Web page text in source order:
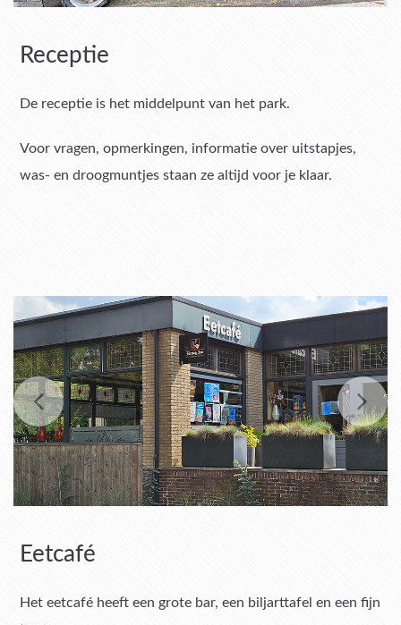
Receptie
De receptie is het middelpunt van het park.
Voor vragen, opmerkingen, informatie over uitstapjes,
was- en droogmuntjes staan ze altijd voor je klaar.
Eetcafé
Het eetcafé heeft een grote bar, een biljarttafel en een fijn